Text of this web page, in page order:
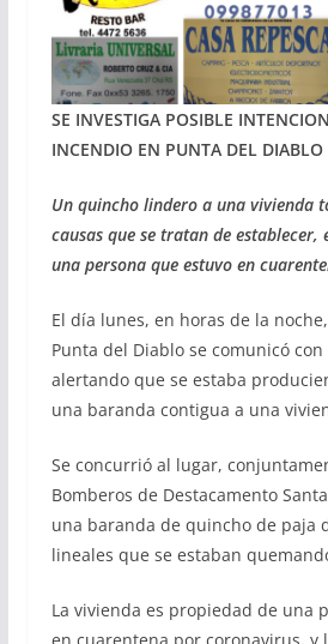
SE INVESTIGA POSIBLE
INCENDIO EN PUNTA DEL DIABLO
Un quincho lindero a una vivienda
causas que se tratan de establecer,
una persona que estuvo en
El día lunes, en horas de la
Punta del Diablo se comunicó
alertando que se estaba
una baranda contigua a una
Se concurrió al lugar,
Bomberos de Destacamento
una baranda de quincho de paja
lineales que se estaban
La vivienda es propiedad de una
en cuarentena por coronavirus, y